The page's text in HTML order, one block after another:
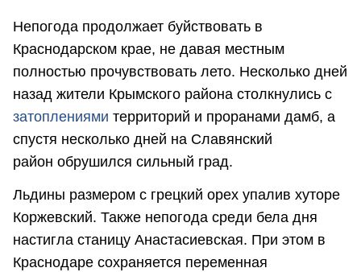
Непогода продолжает буйствовать в
Краснодарском крае, не давая местным
полностью прочувствовать лето. Несколько дней
назад жители Крымского района столкнулись с
затоплениями территорий и проранами дамб, а
спустя несколько дней на Славянский
район обрушился сильный град.
Льдины размером с грецкий орех упалив хуторе
Коржевский. Также непогода среди бела дня
настигла станицу Анастасиевская. При этом в
Краснодаре сохраняется переменная